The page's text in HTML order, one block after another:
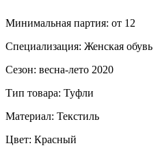
Минимальная партия: от 12
Специализация: Женская обувь
Сезон: весна-лето 2020
Тип товара: Туфли
Материал: Текстиль
Цвет: Красный